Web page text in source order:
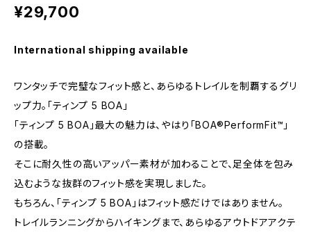
¥29,700
International shipping available
ワンタッチで完璧なフィット感と、あらゆるトレイルを制覇するグリ
ップ力。「ティンプ 5 BOA」
「ティンプ 5 BOA」最大の魅力は、やはり「BOA®PerformFit™」
の搭載。
そこに耐久性の高いアッパー素材が加わることで、足全体を包み
込むような抜群のフィット感を実現しました。
もちろん、「ティンプ 5 BOA」はフィット感だけではありません。
トレイルランニングからハイキングまで、あらゆるアウトドアアクテ